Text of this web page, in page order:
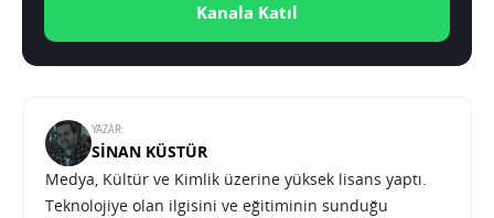
Kanala Katıl
YAZAR:
SINAN KÜSTÜR
Medya, Kültür ve Kimlik üzerine yüksek lisans yaptı.
Teknolojiye olan ilgisini ve eğitiminin sunduğu